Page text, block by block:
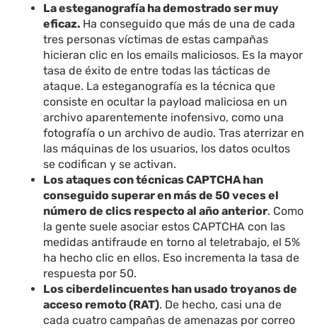
La esteganografía ha demostrado ser muy
eficaz. Ha conseguido que más de una de cada
tres personas víctimas de estas campañas
hicieran clic en los emails maliciosos. Es la mayor
tasa de éxito de entre todas las tácticas de
ataque. La esteganografía es la técnica que
consiste en ocultar la payload maliciosa en un
archivo aparentemente inofensivo, como una
fotografía o un archivo de audio. Tras aterrizar en
las máquinas de los usuarios, los datos ocultos
se codifican y se activan.
Los ataques con técnicas CAPTCHA han
conseguido superar en más de 50 veces el
número de clics respecto al año anterior. Como
la gente suele asociar estos CAPTCHA con las
medidas antifraude en torno al teletrabajo, el 5%
ha hecho clic en ellos. Eso incrementa la tasa de
respuesta por 50.
Los ciberdelincuentes han usado troyanos de
acceso remoto (RAT). De hecho, casi una de
cada cuatro campañas de amenazas por correo